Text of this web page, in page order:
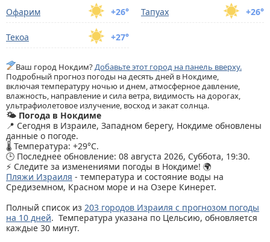
+26°
Офарим +26°
Тапуах
+27°
Текоа
Ваш город Нокдим?Добавьте этот город на панель вверху.
Подробный прогноз погоды на десять дней в Нокдиме,
включая температуру ночью и днем, атмосферное давление,
влажность, направление и сила ветра, видимость на дорогах,
ультрафиолетовое излучение, восход и закат солнца.
🌤️ Погода в Нокдиме
📍 Сегодня в Израиле, Западном берегу, Нокдиме обновлены
данные о погоде.
🌡️ Температура: +29°C.
🕒 Последнее обновление: 08 августа 2026, Суббота, 19:30.
⚡ Следите за изменениями погоды в Нокдиме! 🌍
Пляжи Израиля - температура и состояние воды на
Средиземном, Красном море и на Озере Кинерет.
Полный список из 203 городов Израиля с прогнозом погоды
на 10 дней. Температура указана по Цельсию, обновляется
каждые 30 минут.